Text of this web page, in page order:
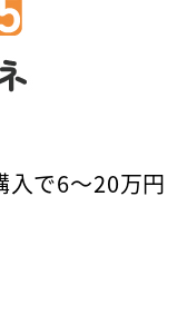
入で6～20万円